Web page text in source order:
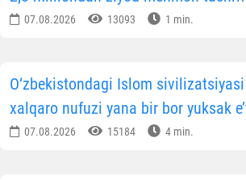
07.08.2026 13093 1 min.
O‘zbekistondagi Islom
xalqaro nufuzi yana bir bor yuksak
07.08.2026 15184 4 min.